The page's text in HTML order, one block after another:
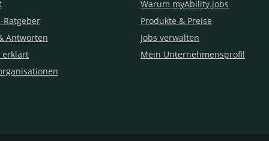
Ratgeber
Antworten
erklärt
Warum myAbility.jobs
Produkte & Preise
Jobs verwalten
Mein Unternehmensprofil